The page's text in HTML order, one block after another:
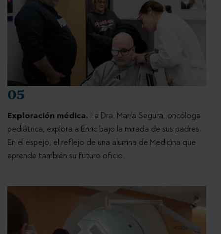
05
Exploración médica. La Dra. María Segura, oncóloga
pediátrica, explora a Enric bajo la mirada de sus padres.
En el espejo, el reflejo de una alumna de Medicina que
aprende también su futuro oficio.